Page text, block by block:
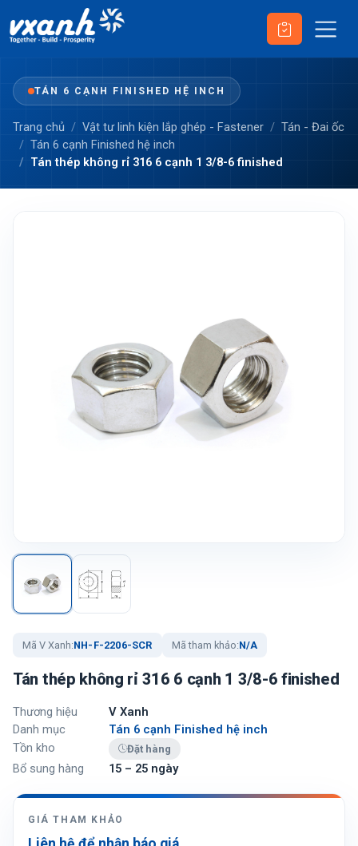
TÁN 6 CẠNH FINISHED HỆ INCH
Trang chủ Vật tư linh kiện lắp ghép - Fastener
Tán - Đai ốc
Tán 6 cạnh Finished hệ inch
Tán thép không rỉ 316 6 cạnh 1 3/8-6 finished
Mã V Xanh:NH-F-2206-SCR Mã tham khảo:N/A
Tán thép không rỉ 316 6 cạnh 1 3/8-6 finished
Thương hiệu
V Xanh
Danh mục
Tán 6 cạnh Finished hệ inch
Tồn kho
Đặt hàng
Bổ sung hàng 15 – 25 ngày
GIÁ THAM KHẢO